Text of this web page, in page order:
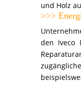
und Holz
>>>
den Iveco